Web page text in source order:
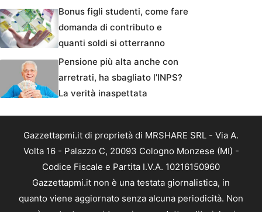
Bonus figli studenti, come fare
domanda di contributo e
quanti soldi si otterranno
Pensione più alta anche con
arretrati, ha sbagliato l’INPS?
La verità inaspettata
Gazzettapmi.it di proprietà di MRSHARE SRL - Via A.
Volta 16 - Palazzo C, 20093 Cologno Monzese (MI) -
Codice Fiscale e Partita I.V.A. 10216150960
Gazzettapmi.it non è una testata giornalistica, in
quanto viene aggiornato senza alcuna periodicità. Non